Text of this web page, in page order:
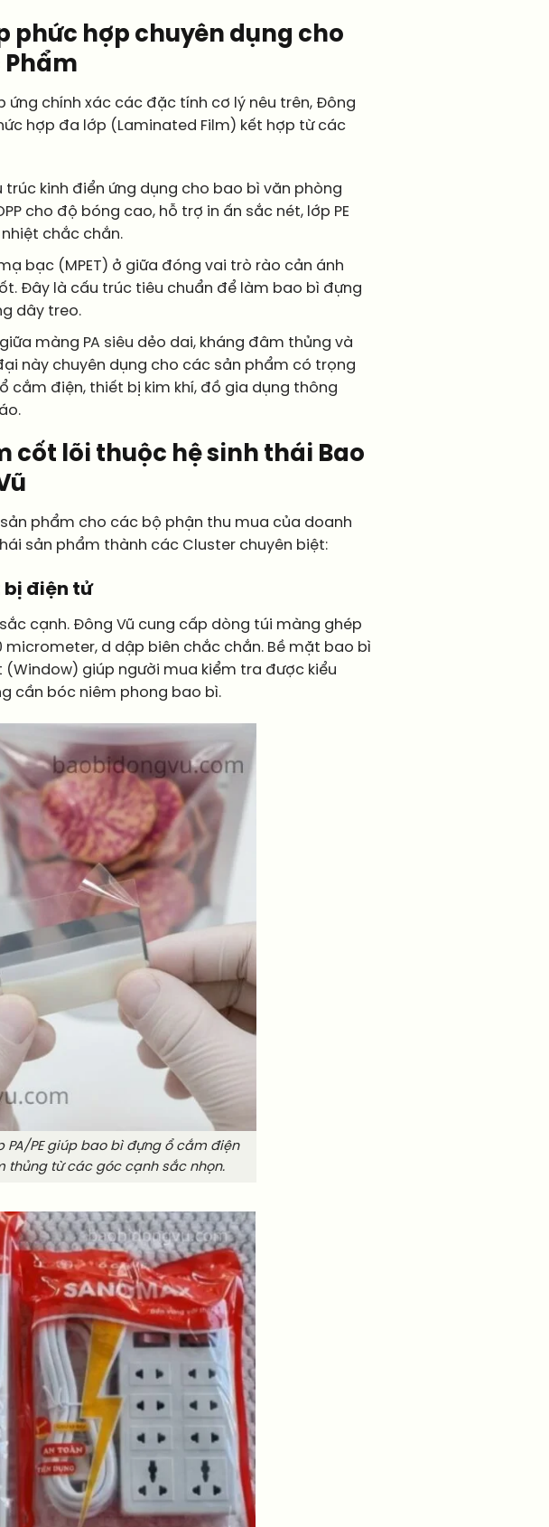
phức hợp chuyên dụng cho
Phẩm
ứng chính xác các đặc tính cơ lý nêu trên, Đông
hợp đa lớp (Laminated Film) kết hợp từ các
trúc kinh điển ứng dụng cho bao bì văn phòng
cho độ bóng cao, hỗ trợ in ấn sắc nét, lớp PE
chắc chắn.
bạc (MPET) ở giữa đóng vai trò rào cản ánh
Đây là cấu trúc tiêu chuẩn để làm bao bì đựng
dây treo.
màng PA siêu dẻo dai, kháng đâm thủng và
này chuyên dụng cho các sản phẩm có trọng
cắm điện, thiết bị kim khí, đồ gia dụng thông
cốt lõi thuộc hệ sinh thái Bao
phẩm cho các bộ phận thu mua của doanh
sản phẩm thành các Cluster chuyên biệt:
bị điện tử
cạnh. Đông Vũ cung cấp dòng túi màng ghép
micrometer, d dập biên chắc chắn. Bề mặt bao bì
giúp người mua kiểm tra được kiểu
cần bóc niêm phong bao bì.
PA/PE giúp bao bì đựng ổ cắm điện
thủng từ các góc cạnh sắc nhọn.